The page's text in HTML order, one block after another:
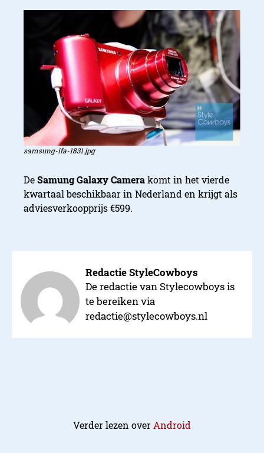
samsung-ifa-1831.jpg
DeSamung Galaxy Camerakomt in het vierde
kwartaal beschikbaar in Nederland en krijgt als
adviesverkoopprijs €599.
Redactie StyleCowboys
De redactie van Stylecowboys is
te bereiken via
redactie@stylecowboys.nl
Verder lezen over Android